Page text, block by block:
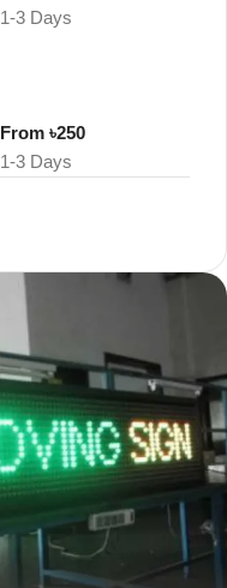
1-3 Days
1-3 Days
From ৳250